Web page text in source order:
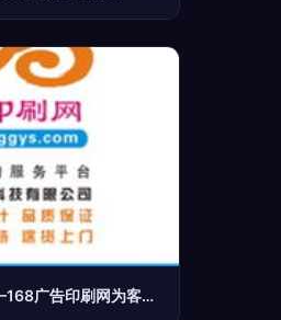
数字广告印刷的贴心好帮手——168广告印刷网为客户提供全方位定制服务